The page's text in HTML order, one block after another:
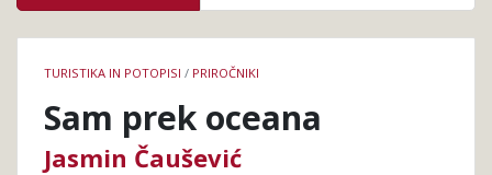
knjige
TURISTIKA IN POTOPISI / PRIROČNIKI
Sam prek oceana
Jasmin Čaušević